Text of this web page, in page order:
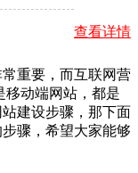
查看详情
重要，而互联网营
移动端网站，都是
建设步骤，那下面
骤，希望大家能够